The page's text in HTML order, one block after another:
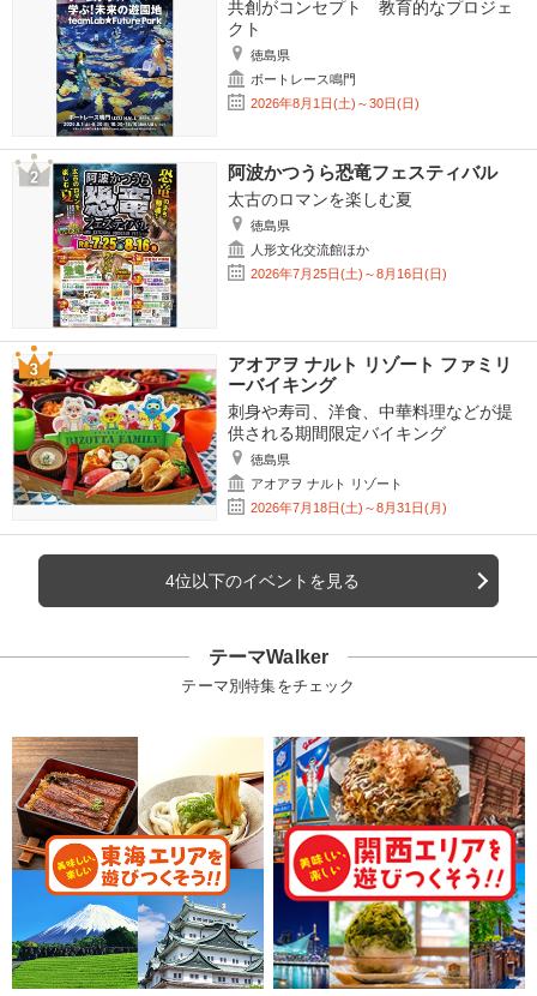
共創がコンセプト 教育的なプロジェ
クト
徳島県
ボートレース鳴門
2026年8月1日(土)～30日(日)
阿波かつうら恐竜フェスティバル
太古のロマンを楽しむ夏
徳島県
人形文化交流館ほか
2026年7月25日(土)～8月16日(日)
アオアヲ ナルト リゾート ファミリ
ーバイキング
刺身や寿司、洋食、中華料理などが提
供される期間限定バイキング
徳島県
アオアヲ ナルト リゾート
2026年7月18日(土)～8月31日(月)
4位以下のイベントを見る
テーマWalker
テーマ別特集をチェック